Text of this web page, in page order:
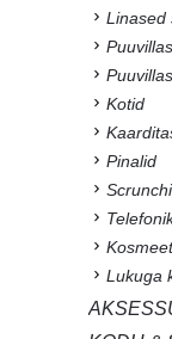
Linased
Kotid
Pinalid
Lukuga